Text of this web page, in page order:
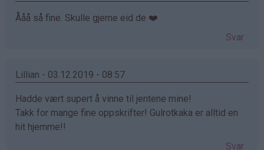
Ååå så fine. Skulle gjerne eid de ❤️
Svar
Lillian - 03.12.2019 - 08:57
Hadde vært supert å vinne til jentene mine!
Takk for mange fine oppskrifter! Gulrotkaka er alltid en
hit hjemme!!
Svar